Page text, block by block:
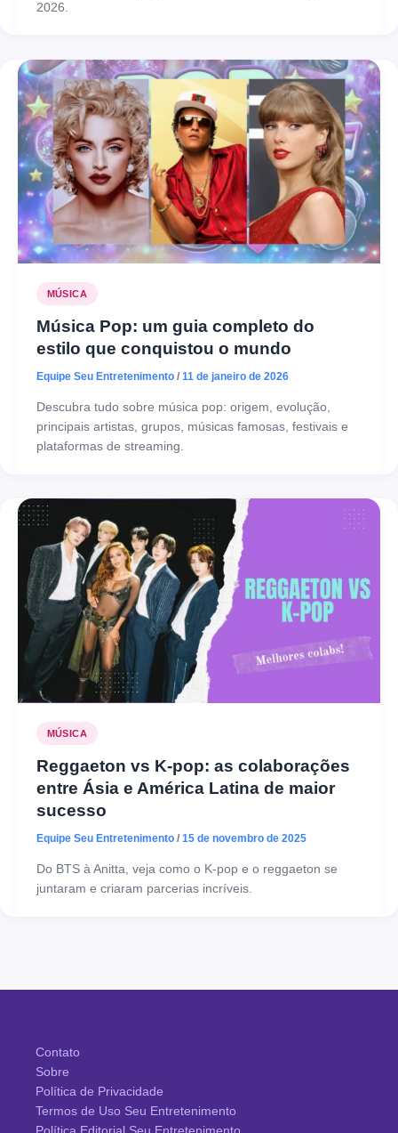
2026.
MÚSICA
Música Pop: um guia completo do
estilo que conquistou o mundo
Equipe Seu Entretenimento / 11 de janeiro de 2026
Descubra tudo sobre música pop: origem, evolução,
principais artistas, grupos, músicas famosas, festivais e
plataformas de streaming.
MÚSICA
Reggaeton vs K-pop: as colaborações
entre Ásia e América Latina de maior
sucesso
Equipe Seu Entretenimento / 15 de novembro de 2025
Do BTS à Anitta, veja como o K-pop e o reggaeton se
juntaram e criaram parcerias incríveis.
Contato
Sobre
Política de Privacidade
Termos de Uso Seu Entretenimento